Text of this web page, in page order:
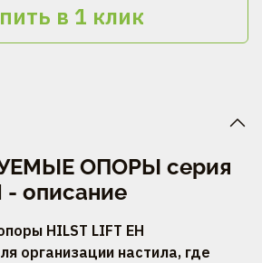
в 1 клик
ОПОРЫ серия
- описание
HILST LIFT EH
организации настила, где